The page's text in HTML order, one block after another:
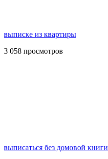
выписке из квартиры
3 058 просмотров
выписаться без домовой книги